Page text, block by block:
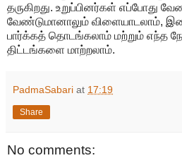
தருகிறது. உறுப்பினர்கள் எப்போது
வேண்டுமானாலும் விளையாடலாம்,
பார்க்கத் தொடங்கலாம் மற்றும் எந்த
திட்டங்களை மாற்றலாம்.
PadmaSabari at 17:19
Share
No comments: